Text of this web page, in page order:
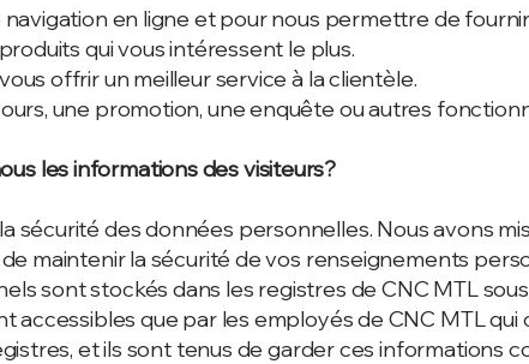
en ligne et pour nous permettre de
qui vous intéressent le plus.
offrir un meilleur service à la clientèle.
une promotion, une enquête ou autres
les informations des visiteurs?
sécurité des données personnelles. Nous avons
maintenir la sécurité de vos renseignements
sont stockés dans les registres de CNC MTL
accessibles que par les employés de CNC MTL qui
et ils sont tenus de garder ces informations